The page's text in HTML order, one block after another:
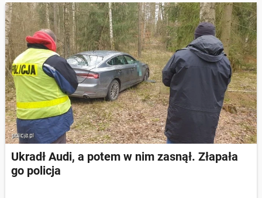
Ukradł Audi, a potem w nim zasnął. Złapała
go policja